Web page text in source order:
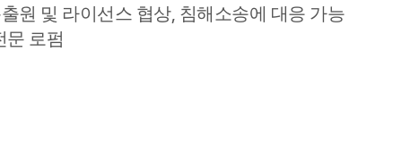
원 및 라이선스 협상, 침해소송에 대응 가능
문 로펌